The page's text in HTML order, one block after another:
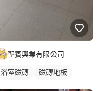
聖賓興業有限公司
浴室磁磚
磁磚地板